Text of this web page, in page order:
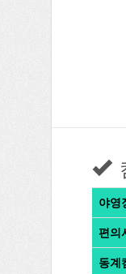
야영
편의
동계